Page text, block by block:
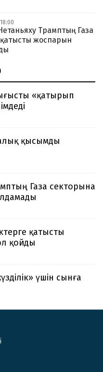
Трамптың Газа
жоспарын
«қатырып
қысымды
Газа секторына
қатысты
қойды
үшін сынға